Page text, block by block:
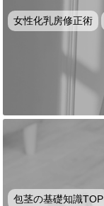
女性化乳房修正術
包茎の基礎知識TOP